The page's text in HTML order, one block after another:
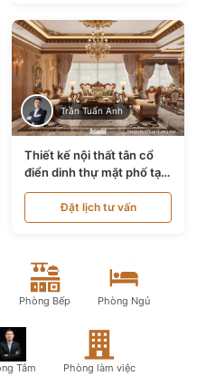
Trần Tuấn Anh
Thiết kế nội thất tân cổ
điển dinh thự mặt phố tại
Quảng Ninh NT24531
Đặt lịch tư vấn
Phòng Bếp Phòng Ngủ
Tắm Phòng làm việc